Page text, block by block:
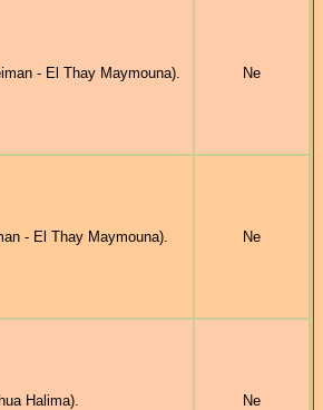
- El Thay Maymouna). Ne
- El Thay Maymouna). Ne
Halima). Ne